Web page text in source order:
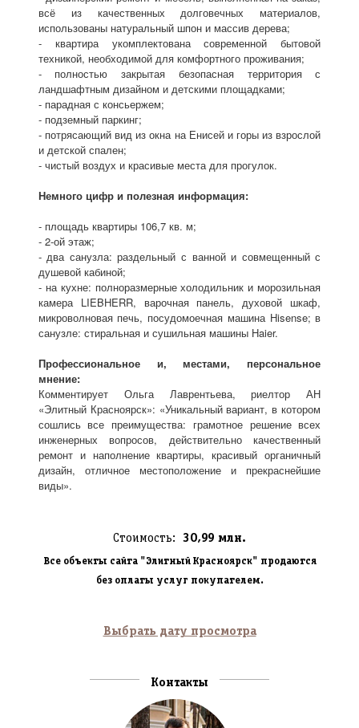
всё из качественных долговечных материалов,
использованы натуральный шпон и массив дерева;
- квартира укомплектована современной бытовой
техникой, необходимой для комфортного проживания;
- полностью закрытая безопасная территория с
ландшафтным дизайном и детскими площадками;
- парадная с консьержем;
- подземный паркинг;
- потрясающий вид из окна на Енисей и горы из взрослой
и детской спален;
- чистый воздух и красивые места для прогулок.
Немного цифр и полезная информация:
- площадь квартиры 106,7 кв. м;
- 2-ой этаж;
- два санузла: раздельный с ванной и совмещенный с
душевой кабиной;
- на кухне: полноразмерные холодильник и морозильная
камера LIEBHERR, варочная панель, духовой шкаф,
микроволновая печь, посудомоечная машина Hisense; в
санузле: стиральная и сушильная машины Haier.
Профессиональное и, местами, персональное
мнение:
Комментирует Ольга Лаврентьева, риелтор АН
«Элитный Красноярск»: «Уникальный вариант, в котором
сошлись все преимущества: грамотное решение всех
инженерных вопросов, действительно качественный
ремонт и наполнение квартиры, красивый органичный
дизайн, отличное местоположение и прекраснейшие
виды».
Стоимость: 30,99 млн.
Все объекты сайта "Элитный Красноярск" продаются
без оплаты услуг покупателем.
Выбрать дату просмотра
Контакты